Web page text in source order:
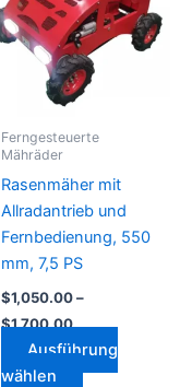
Ferngesteuerte
Mähräder
Rasenmäher mit
Allradantrieb und
Fernbedienung, 550
mm, 7,5 PS
$1,050.00 –
$1,700.00
Ausführung
wählen
mehrere
Varianten
auf.
Die
der
Produktseite
gewählt